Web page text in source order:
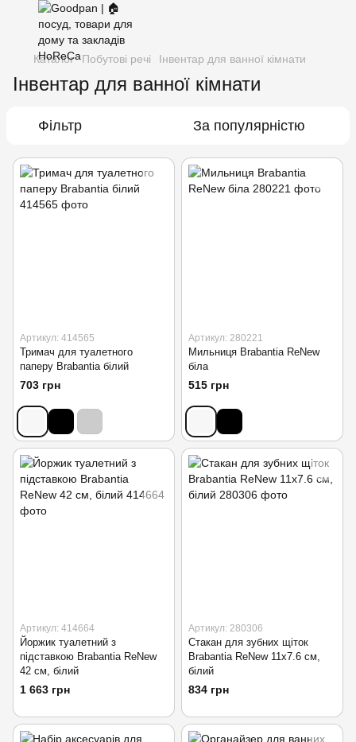
Каталог Побутові речі Інвентар для ванної кімнати
Інвентар для ванної кімнати
Фільтр За популярністю
Артикул: 414565
Тримач для туалетного
паперу Brabantia білий
703 грн
Артикул: 280221
Мильниця Brabantia ReNew
біла
515 грн
Артикул: 414664
Йоржик туалетний з
підставкою Brabantia ReNew
42 см, білий
1 663 грн
Артикул: 280306
Стакан для зубних щіток
Brabantia ReNew 11х7.6 см,
білий
834 грн